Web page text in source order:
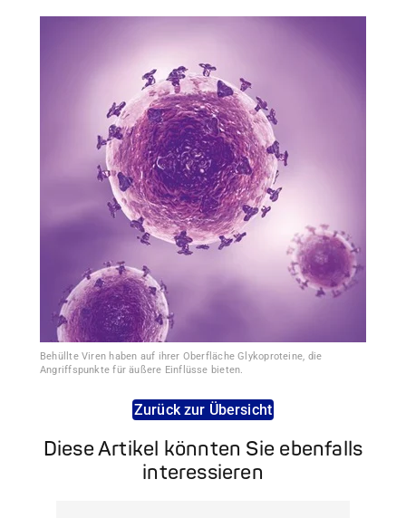
Behüllte Viren haben auf ihrer Oberfläche Glykoproteine, die
Angriffspunkte für äußere Einflüsse bieten.
Zurück zur Übersicht
Diese Artikel könnten Sie ebenfalls
interessieren